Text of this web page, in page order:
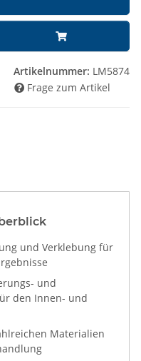
und Verklebung für
und
den Innen- und
Materialien
Artikelnummer: LM5874
Frage zum Artikel